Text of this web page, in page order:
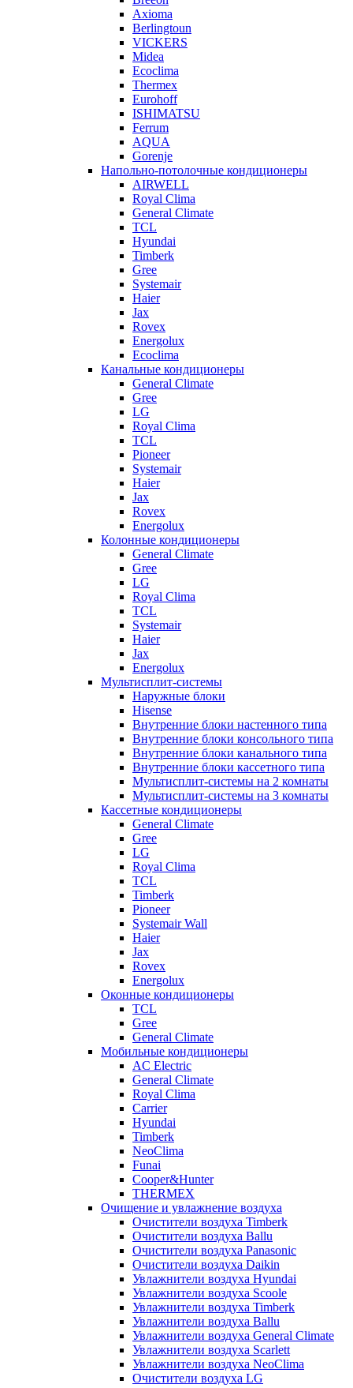
Axioma
Berlingtoun
VICKERS
Midea
Ecoclima
Thermex
Eurohoff
ISHIMATSU
Ferrum
AQUA
Gorenje
Напольно-потолочные кондиционеры
AIRWELL
Royal Clima
General Climate
TCL
Hyundai
Timberk
Gree
Systemair
Haier
Jax
Rovex
Energolux
Ecoclima
Канальные кондиционеры
General Climate
Gree
LG
Royal Clima
TCL
Pioneer
Systemair
Haier
Jax
Rovex
Energolux
Колонные кондиционеры
General Climate
Gree
LG
Royal Clima
TCL
Systemair
Haier
Jax
Energolux
Мультисплит-системы
Наружные блоки
Hisense
Внутренние блоки настенного типа
Внутренние блоки консольного типа
Внутренние блоки канального типа
Внутренние блоки кассетного типа
Мультисплит-системы на 2 комнаты
Мультисплит-системы на 3 комнаты
Кассетные кондиционеры
General Climate
Gree
LG
Royal Clima
TCL
Timberk
Pioneer
Systemair Wall
Haier
Jax
Rovex
Energolux
Оконные кондиционеры
TCL
Gree
General Climate
Мобильные кондиционеры
AC Electric
General Climate
Royal Clima
Carrier
Hyundai
Timberk
NeoClima
Funai
Cooper&Hunter
THERMEX
Очищение и увлажнение воздуха
Очистители воздуха Timberk
Очистители воздуха Ballu
Очистители воздуха Panasonic
Очистители воздуха Daikin
Увлажнители воздуха Hyundai
Увлажнители воздуха Scoole
Увлажнители воздуха Timberk
Увлажнители воздуха Ballu
Увлажнители воздуха General Climate
Увлажнители воздуха Scarlett
Увлажнители воздуха NeoClima
Очистители воздуха LG